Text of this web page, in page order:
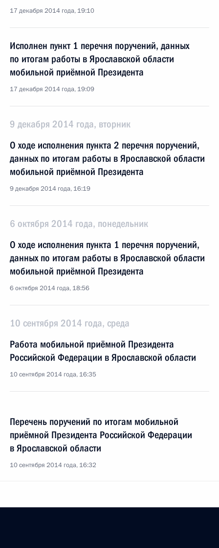
17 декабря 2014 года, 19:10
Исполнен пункт 1 перечня поручений, данных
по итогам работы в Ярославской области
мобильной приёмной Президента
17 декабря 2014 года, 19:09
9 декабря 2014 года, вторник
О ходе исполнения пункта 2 перечня поручений,
данных по итогам работы в Ярославской области
мобильной приёмной Президента
9 декабря 2014 года, 16:19
6 октября 2014 года, понедельник
О ходе исполнения пункта 1 перечня поручений,
данных по итогам работы в Ярославской области
мобильной приёмной Президента
6 октября 2014 года, 18:56
10 сентября 2014 года, среда
Работа мобильной приёмной Президента
Российской Федерации в Ярославской области
10 сентября 2014 года, 16:35
Перечень поручений по итогам мобильной
приёмной Президента Российской Федерации
в Ярославской области
10 сентября 2014 года, 16:32